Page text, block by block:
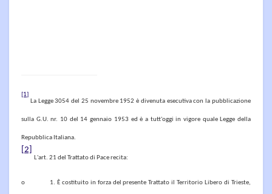
[1]
La Legge 3054 del 25 novembre 1952 è divenuta esecutiva con la pubblicazione
sulla G.U. nr. 10 del 14 gennaio 1953 ed è a tutt'oggi in vigore quale Legge della
Repubblica Italiana.
[2]
L'art. 21 del Trattato di Pace recita:
o 1. È costituito in forza del presente Trattato il Territorio Libero di Trieste,